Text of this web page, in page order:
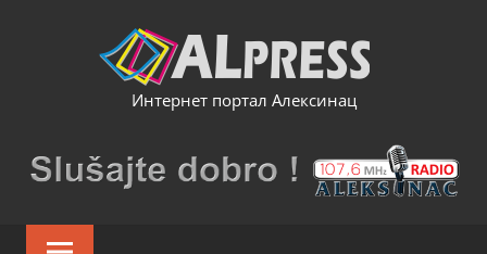
Интернет портал Алексинац